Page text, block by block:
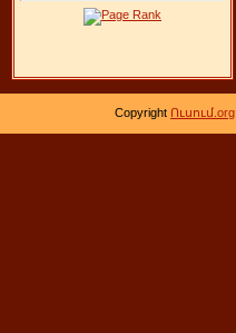
Copyright Ուսում.org